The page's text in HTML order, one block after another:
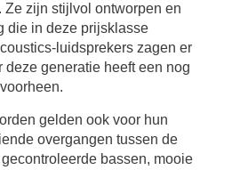
Ze zijn stijlvol ontworpen en
die in deze prijsklasse
luidsprekers zagen er
deze generatie heeft een nog
gelden ook voor hun
overgangen tussen de
bassen, mooie